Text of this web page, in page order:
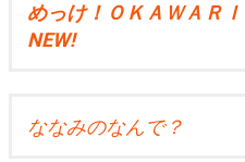
めっけ！ＯＫＡＷＡＲＩ
NEW!
ななみのなんで？